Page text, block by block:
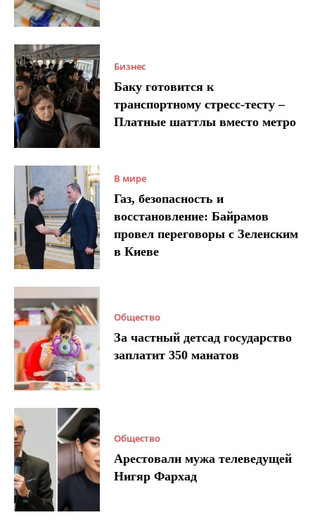
Бизнес
Баку готовится к
транспортному стресс-тесту –
Платные шаттлы вместо метро
В мире
Газ, безопасность и
восстановление: Байрамов
провел переговоры с Зеленским
в Киеве
Общество
За частный детсад государство
заплатит 350 манатов
Общество
Арестовали мужа телеведущей
Нигяр Фархад